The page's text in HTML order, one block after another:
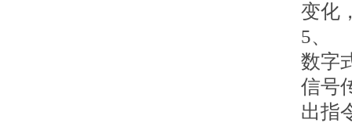
变化
5、
数字
信号
出指